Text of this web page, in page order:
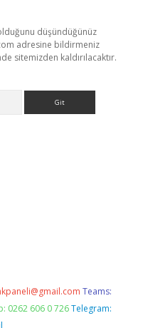
düşündüğünüz
adresine bildirmeniz
sitemizden kaldırılacaktır.
Teams:
0262 606 0 726 Telegram: